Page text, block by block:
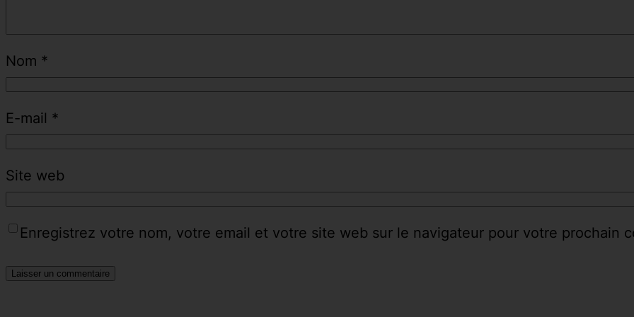
Nom *
E-mail *
Site web
Enregistrez votre nom, votre email et votre site web sur le navigateur pour votre prochain